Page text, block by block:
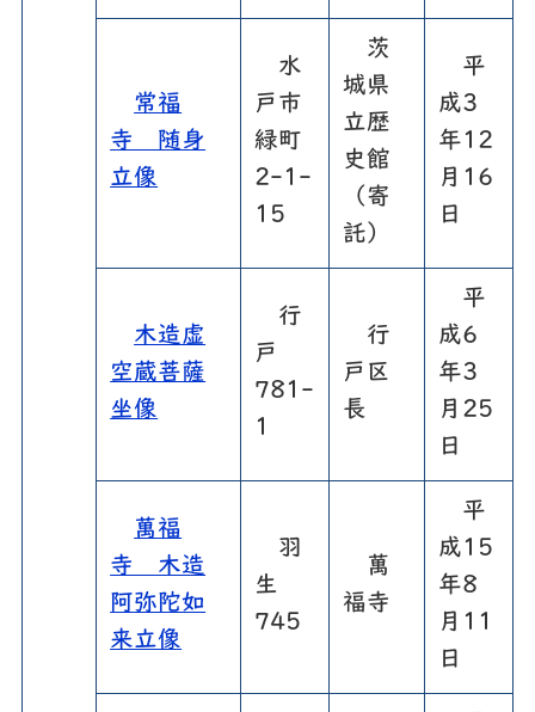
常福
寺 随身
立像
水
戸市
緑町
2-1-
15
茨
城県
立歴
史館
（寄
託）
平
成3
年12
月16
日
木造虚
空蔵菩薩
坐像
行
戸
781-
1
行
戸区
長
平
成6
年3
月25
日
萬福
寺 木造
阿弥陀如
来立像
羽
生
745
萬
福寺
平
成15
年8
月11
日